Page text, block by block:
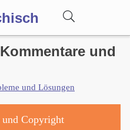
und
und Lösungen
und Copyright